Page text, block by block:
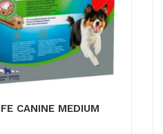
CANINE MEDIUM